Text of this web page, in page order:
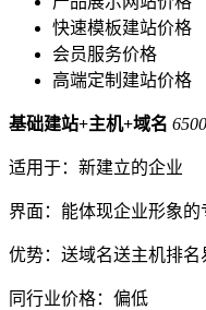
快速模板建站价格
会员服务价格
高端定制建站价格
基础建站+主机+域名 6500
适用于：新建立的企业
界面：能体现企业形象
优势：送域名送主机排名
同行业价格：偏低